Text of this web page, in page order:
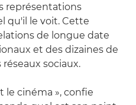
représentations
qu'il le voit. Cette
de longue date
et des dizaines de
sociaux.
le cinéma », confie